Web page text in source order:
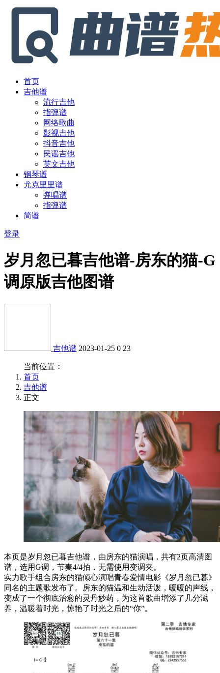
首页
吉他谱
流行吉他
指弹谱
网络歌曲
影视吉他
抖音吉他
民谣吉他
英文吉他
钢琴谱
尤克里里谱
弹唱谱
指弹谱
简谱
登录
岁月忽已暮吉他谱-房东的猫-G
调原版吉他图谱
吉他谱 2023-01-25 0 23
当前位置：
首页
吉他谱
正文
本页是岁月忽已暮吉他谱，由房东的猫演唱，共有2页高清图
谱，选用G调，节奏4/4拍，无需使用变调夹。
实力歌手组合房东的猫倾心演唱青春爱情电影《岁月忽已暮》
同名的主题歌发布了。房东的猫温和生动活泼，暖暖的声线，
变成了一个彻底治愈的灵丹妙药，为这首歌曲增添了几分滋
养，温暖着时光，惊艳了时光之后的“你”。